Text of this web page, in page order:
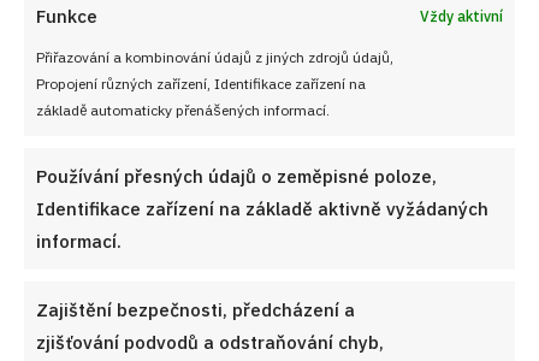
Funkce Vždy aktivní
Přiřazování a kombinování údajů z jiných zdrojů údajů,
Propojení různých zařízení, Identifikace zařízení na
základě automaticky přenášených informací.
Používání přesných údajů o zeměpisné poloze,
Identifikace zařízení na základě aktivně vyžádaných
informací.
Zajištění bezpečnosti, předcházení a
zjišťování podvodů a odstraňování chyb,